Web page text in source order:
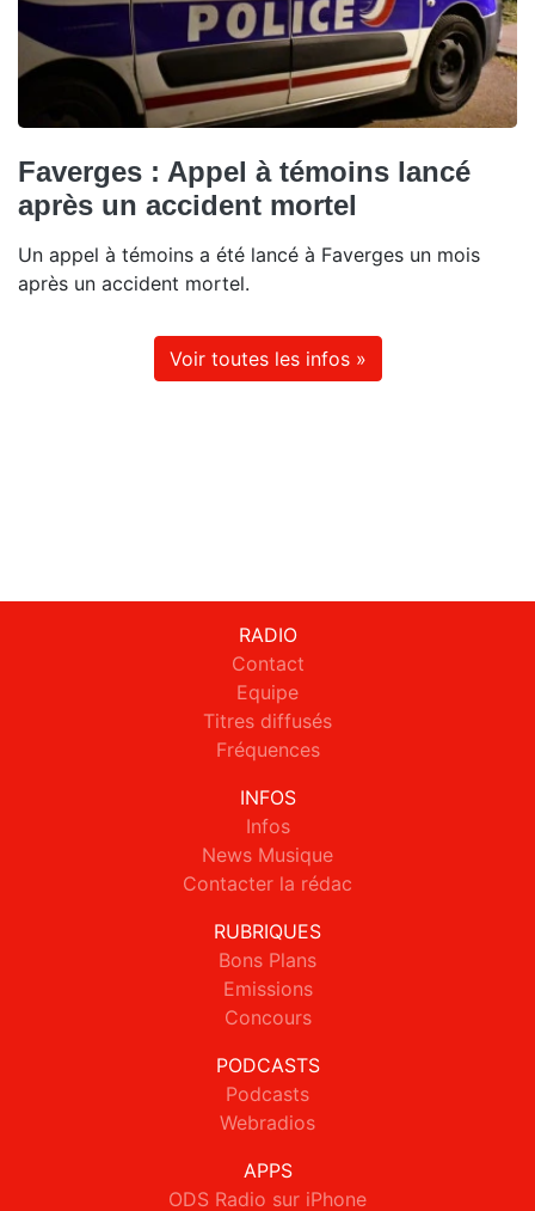
Faverges : Appel à témoins lancé
après un accident mortel
Un appel à témoins a été lancé à Faverges un mois
après un accident mortel.
Voir toutes les infos »
RADIO
Contact
Equipe
Titres diffusés
Fréquences
INFOS
Infos
News Musique
Contacter la rédac
RUBRIQUES
Bons Plans
Emissions
Concours
PODCASTS
Podcasts
Webradios
APPS
ODS Radio sur iPhone